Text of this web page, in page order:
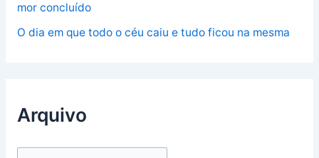
mor concluído
O dia em que todo o céu caiu e tudo ficou na mesma
Arquivo